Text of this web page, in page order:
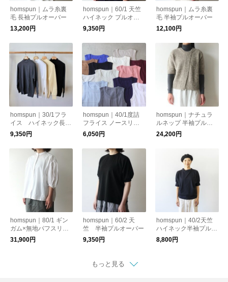
homspun｜ムラ糸裏
毛 長袖プルオーバー
13,200円
homspun｜60/1 天竺
ハイネック プルオー
バー
9,350円
homspun｜ムラ糸裏
毛 半袖プルオーバー
12,100円
homspun｜30/1フラ
イス ハイネック長袖
プルオーバー
9,350円
homspun｜40/1度詰
フライス ノースリー
ブ / タンクトップ
6,050円
homspun｜ナチュラ
ルネップ 半袖プルオ
ーバー
24,200円
homspun｜80/1 ギン
ガム×無地パフスリー
ブ ブラウス
31,900円
homspun｜60/2 天
竺 半袖プルオーバー
9,350円
homspun｜40/2天竺
ハイネック半袖プルオ
ーバー
8,800円
もっと見る